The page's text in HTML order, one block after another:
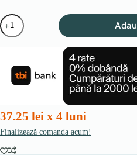
Cantitate
Scaun
Pliant
Ușor,
Pliabil,
Ideal
și
Grădină
37.25 lei x 4 luni
Finalizează comanda acum!